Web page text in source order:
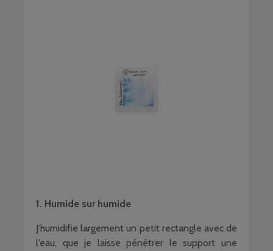
1. Humide sur humide
J’humidifie largement un petit rectangle avec de
l’eau, que je laisse pénétrer le support une